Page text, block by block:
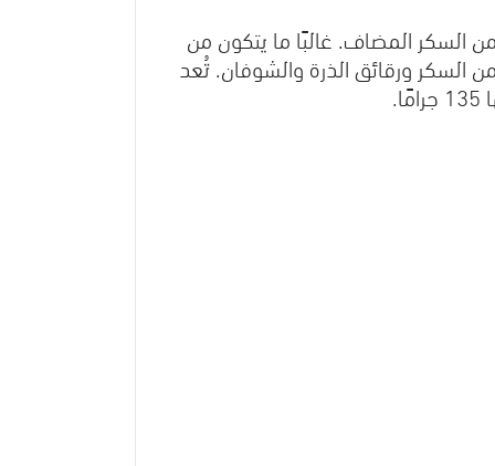
السكر المضاف. غالبًا ما يتكون من
السكر ورقائق الذرة والشوفان. تُعد